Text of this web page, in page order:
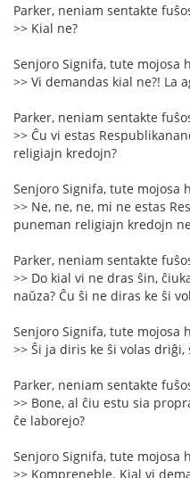
Parker, neniam sentakte
>> Kial ne?
Senjoro Signifa, tute mojosa
>> Vi demandas kial ne?! La
Parker, neniam sentakte
>> Ĉu vi estas
religiajn kredojn?
Senjoro Signifa, tute mojosa
>> Ne, ne, ne, mi ne estas
puneman religiajn kredojn
Parker, neniam sentakte
>> Do kial vi ne dras ŝin,
naŭza? Ĉu ŝi ne diras ke ŝi
Senjoro Signifa, tute mojosa
>> Ŝi ja diris ke ŝi volas
Parker, neniam sentakte
>> Bone, al ĉiu estu sia
ĉe laborejo?
Senjoro Signifa, tute mojosa
>> Kompreneble. Kial vi